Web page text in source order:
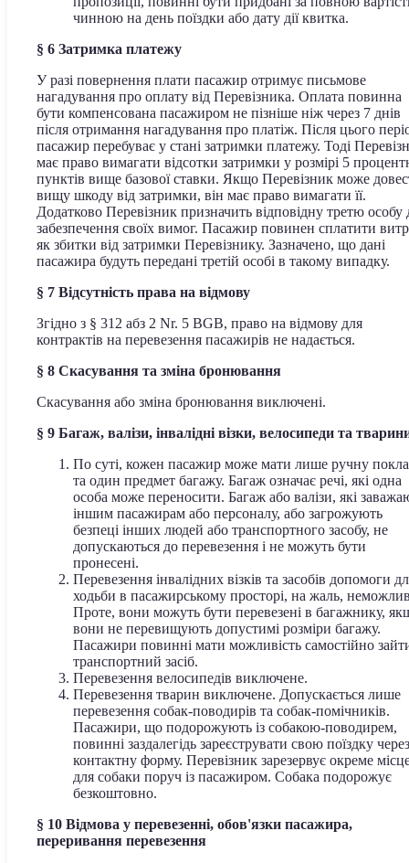
чинною на день поїздки або дату дії квитка.
§ 6 Затримка платежу
У разі повернення плати пасажир отримує письмове
нагадування про оплату від Перевізника. Оплата повинна
бути компенсована пасажиром не пізніше ніж через 7 днів
після отримання нагадування про платіж. Після цього
пасажир перебуває у стані затримки платежу. Тоді
має право вимагати відсотки затримки у розмірі 5
пунктів вище базової ставки. Якщо Перевізник може
вищу шкоду від затримки, він має право вимагати її.
Додатково Перевізник призначить відповідну третю особу
забезпечення своїх вимог. Пасажир повинен сплатити
як збитки від затримки Перевізнику. Зазначено, що дані
пасажира будуть передані третій особі в такому випадку.
§ 7 Відсутність права на відмову
Згідно з § 312 абз 2 Nr. 5 BGB, право на відмову для
контрактів на перевезення пасажирів не надається.
§ 8 Скасування та зміна бронювання
Скасування або зміна бронювання виключені.
§ 9 Багаж, валізи, інвалідні візки, велосипеди та
По суті, кожен пасажир може мати лише ручну
та один предмет багажу. Багаж означає речі, які одна
особа може переносити. Багаж або валізи, які
іншим пасажирам або персоналу, або загрожують
безпеці інших людей або транспортного засобу, не
допускаються до перевезення і не можуть бути
пронесені.
Перевезення інвалідних візків та засобів допомоги
ходьби в пасажирському просторі, на жаль,
Проте, вони можуть бути перевезені в багажнику,
вони не перевищують допустимі розміри багажу.
Пасажири повинні мати можливість самостійно
транспортний засіб.
Перевезення велосипедів виключене.
Перевезення тварин виключене. Допускається лише
перевезення собак-поводирів та собак-помічників.
Пасажири, що подорожують із собакою-поводирем,
повинні заздалегідь зареєструвати свою поїздку через
контактну форму. Перевізник зарезервує окреме
для собаки поруч із пасажиром. Собака подорожує
безкоштовно.
§ 10 Відмова у перевезенні, обов'язки пасажира,
переривання перевезення